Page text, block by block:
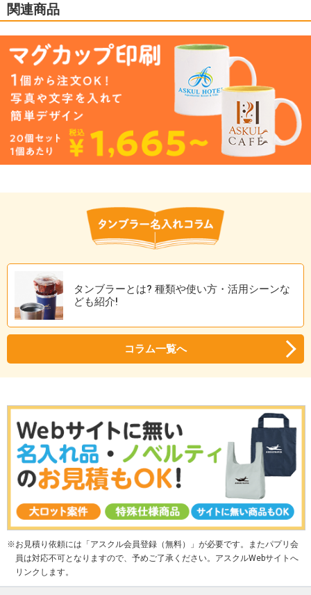
関連商品
タンブラーとは? 種類や使い方・活用シーンな
ども紹介!
コラム一覧へ
お見積り依頼には「アスクル会員登録（無料）」が必要です。またパプリ会
員は対応不可となりますので、予めご了承ください。アスクルWebサイトへ
リンクします。